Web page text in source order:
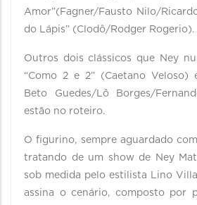
Amor”(Fagner/Fausto Nilo/
do Lápis” (Clodô/Rodger Rogerio).
Outros dois clássicos que Ney
“Como 2 e 2” (Caetano Veloso)
Beto Guedes/Lô Borges/
estão no roteiro.
O figurino, sempre aguardado
tratando de um show de Ney
sob medida pelo estilista Lino
assina o cenário, composto por